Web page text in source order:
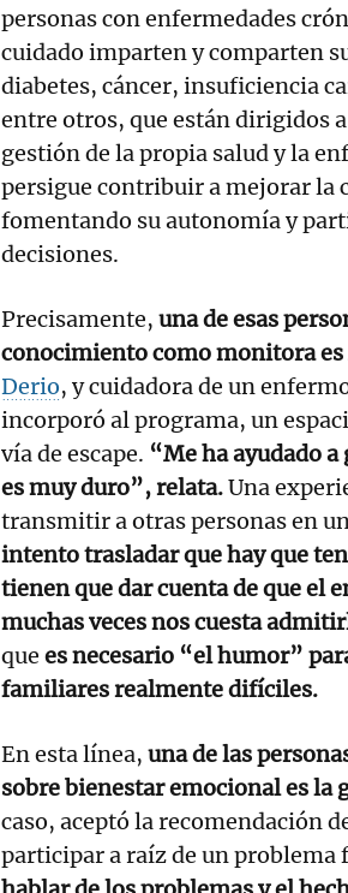
personas con enfermedades
cuidado imparten y comparten
diabetes, cáncer, insuficiencia
entre otros, que están dirigidos
gestión de la propia salud y la
persigue contribuir a mejorar la
fomentando su autonomía y
decisiones.
Precisamente, una de esas
conocimiento como monitora
Derio, y cuidadora de un
incorporó al programa, un
vía de escape. “Me ha ayudado
es muy duro”, relata.Una
transmitir a otras personas en
intento trasladar que hay que
tienen que dar cuenta de que el
muchas veces nos cuesta
que es necesario “el humor”
familiares realmente difíciles.
En esta línea, una de las
sobre bienestar emocional es la
caso, aceptó la recomendación
participar a raíz de un problema